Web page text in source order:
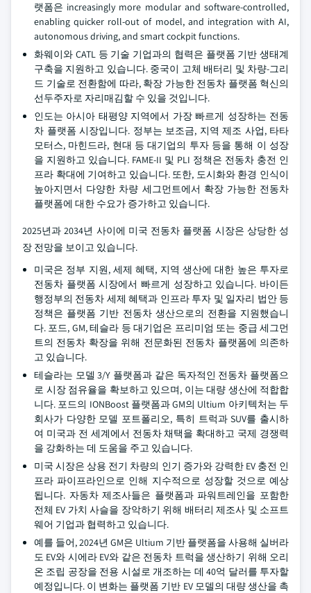
랫폼은 increasingly more modular and software-controlled,
enabling quicker roll-out of model, and integration with AI,
autonomous driving, and smart cockpit functions.
화웨이와 CATL 등 기술 기업과의 협력은 플랫폼 기반 생태계
구축을 지원하고 있습니다. 중국이 고체 배터리 및 차량-그리
드 기술로 전환함에 따라, 확장 가능한 전동차 플랫폼 혁신의
선두주자로 자리매김할 수 있을 것입니다.
인도는 아시아 태평양 지역에서 가장 빠르게 성장하는 전동
차 플랫폼 시장입니다. 정부는 보조금, 지역 제조 사업, 타타
모터스, 마힌드라, 현대 등 대기업의 투자 등을 통해 이 성장
을 지원하고 있습니다. FAME-II 및 PLI 정책은 전동차 충전 인
프라 확대에 기여하고 있습니다. 또한, 도시화와 환경 인식이
높아지면서 다양한 차량 세그먼트에서 확장 가능한 전동차
플랫폼에 대한 수요가 증가하고 있습니다.
2025년과 2034년 사이에 미국 전동차 플랫폼 시장은 상당한 성
장 전망을 보이고 있습니다.
미국은 정부 지원, 세제 혜택, 지역 생산에 대한 높은 투자로
전동차 플랫폼 시장에서 빠르게 성장하고 있습니다. 바이든
행정부의 전동차 세제 혜택과 인프라 투자 및 일자리 법안 등
정책은 플랫폼 기반 전동차 생산으로의 전환을 지원했습니
다. 포드, GM, 테슬라 등 대기업은 프리미엄 또는 중급 세그먼
트의 전동차 확장을 위해 전문화된 전동차 플랫폼에 의존하
고 있습니다.
테슬라는 모델 3/Y 플랫폼과 같은 독자적인 전동차 플랫폼으
로 시장 점유율을 확보하고 있으며, 이는 대량 생산에 적합합
니다. 포드의 IONBoost 플랫폼과 GM의 Ultium 아키텍처는 두
회사가 다양한 모델 포트폴리오, 특히 트럭과 SUV를 출시하
여 미국과 전 세계에서 전동차 채택을 확대하고 국제 경쟁력
을 강화하는 데 도움을 주고 있습니다.
미국 시장은 상용 전기 차량의 인기 증가와 강력한 EV 충전 인
프라 파이프라인으로 인해 지수적으로 성장할 것으로 예상
됩니다. 자동차 제조사들은 플랫폼과 파워트레인을 포함한
전체 EV 가치 사슬을 장악하기 위해 배터리 제조사 및 소프트
웨어 기업과 협력하고 있습니다.
예를 들어, 2024년 GM은 Ultium 기반 플랫폼을 사용해 실버라
도 EV와 시에라 EV와 같은 전동차 트럭을 생산하기 위해 오리
온 조립 공장을 전용 시설로 개조하는 데 40억 달러를 투자할
예정입니다. 이 변화는 플랫폼 기반 EV 모델의 대량 생산을 촉